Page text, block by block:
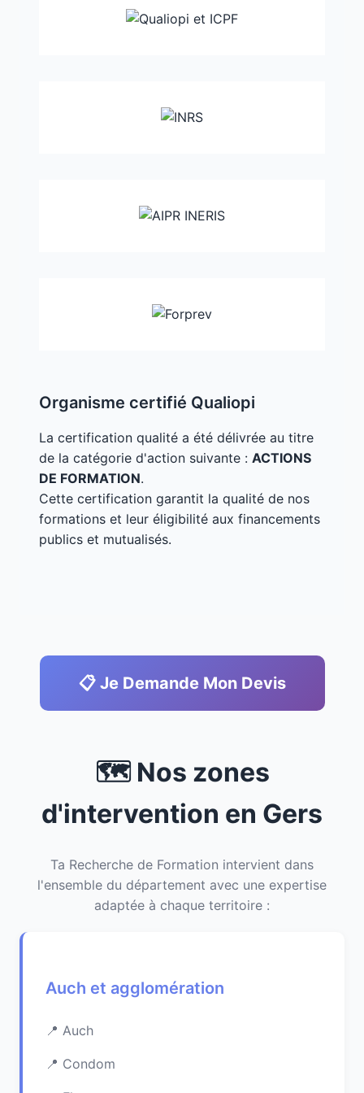
Organisme certifié Qualiopi
La certification qualité a été délivrée au titre
de la catégorie d'action suivante : ACTIONS
DE FORMATION.
Cette certification garantit la qualité de nos
formations et leur éligibilité aux financements
publics et mutualisés.
📋 Je Demande Mon Devis
🗺️ Nos zones
d'intervention en Gers
Ta Recherche de Formation intervient dans
l'ensemble du département avec une expertise
adaptée à chaque territoire :
Auch et agglomération
Auch
Condom